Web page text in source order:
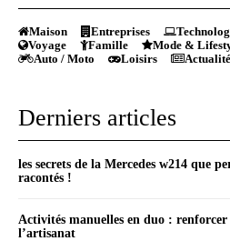
Maison Entreprises
Voyage
Famille Mode &
Auto / Moto
Loisirs
Derniers articles
les secrets de la Mercedes w214 que
racontés !
Activités manuelles en duo : renforcer
l’artisanat